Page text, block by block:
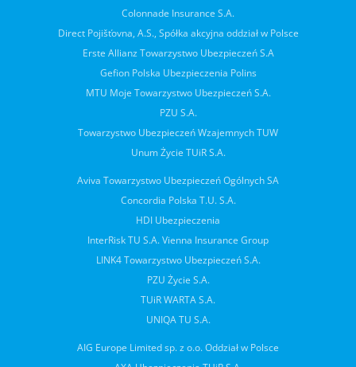
Colonnade Insurance S.A.
Direct Pojišťovna, A.S., Spółka akcyjna oddział w Polsce
Erste Allianz Towarzystwo Ubezpieczeń S.A
Gefion Polska Ubezpieczenia Polins
MTU Moje Towarzystwo Ubezpieczeń S.A.
PZU S.A.
Towarzystwo Ubezpieczeń Wzajemnych TUW
Unum Życie TUiR S.A.
Aviva Towarzystwo Ubezpieczeń Ogólnych SA
Concordia Polska T.U. S.A.
HDI Ubezpieczenia
InterRisk TU S.A. Vienna Insurance Group
LINK4 Towarzystwo Ubezpieczeń S.A.
PZU Życie S.A.
TUiR WARTA S.A.
UNIQA TU S.A.
AIG Europe Limited sp. z o.o. Oddział w Polsce